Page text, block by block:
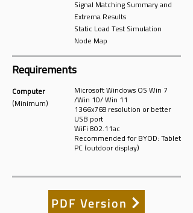
Signal Matching Summary and
Extrema Results
Static Load Test Simulation
Node Map
Requirements
Computer
(Minimum)
Microsoft Windows OS Win 7
/Win 10/ Win 11
1366x768 resolution or better
USB port
WiFi 802.11ac
Recommended for BYOD: Tablet
PC (outdoor display)
PDF Version